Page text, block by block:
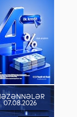
07.08.2026